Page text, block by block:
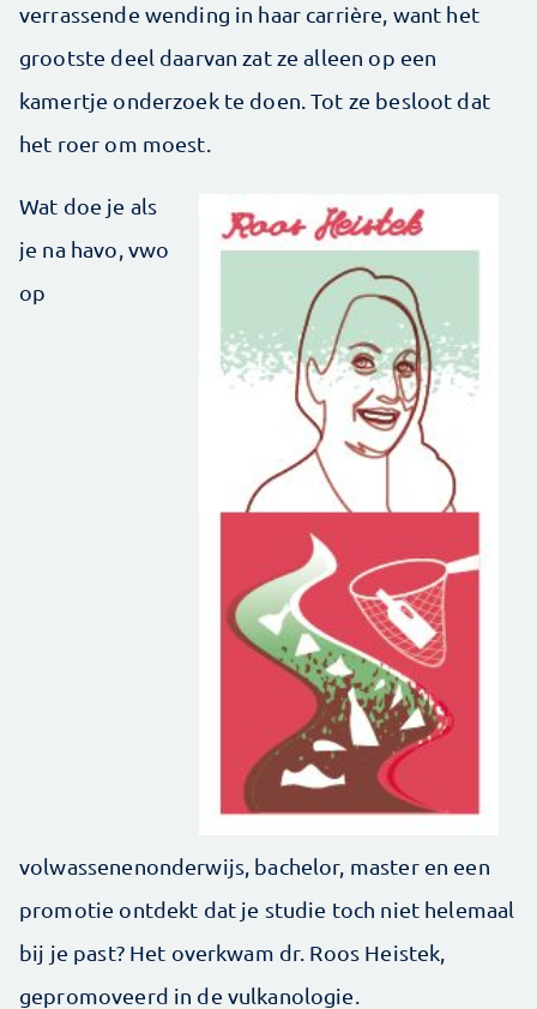
verrassende wending in haar carrière, want het
grootste deel daarvan zat ze alleen op een
kamertje onderzoek te doen. Tot ze besloot dat
het roer om moest.
Wat doe je als
je na havo, vwo
op
volwassenenonderwijs, bachelor, master en een
promotie ontdekt dat je studie toch niet helemaal
bij je past? Het overkwam dr. Roos Heistek,
gepromoveerd in de vulkanologie.